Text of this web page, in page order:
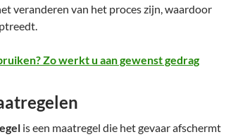
veranderen van het proces zijn, waardoor
Zo werkt u aan gewenst gedrag
is een maatregel die het gevaar afschermt